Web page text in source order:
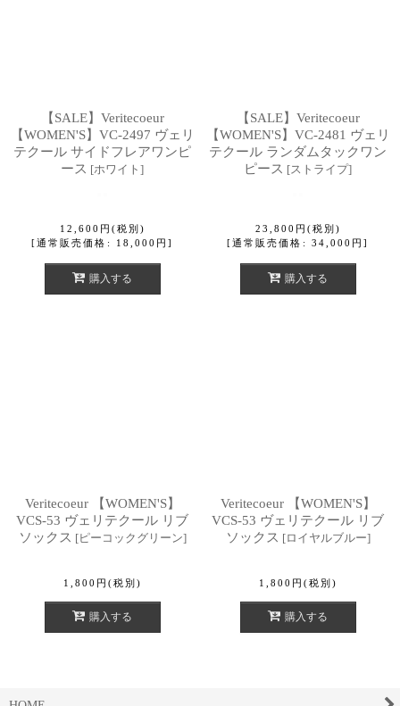
【SALE】Veritecoeur
【WOMEN'S】VC-2497 ヴェリ
テクール サイドフレアワンピ
ース [ホワイト ]
12,600 円 (税別)
[通常販売価格 : 18,000 円 ]
購入する
【SALE】Veritecoeur
【WOMEN'S】VC-2481 ヴェリ
テクール ランダムタックワン
ピース [ストライプ]
23,800 円 (税別)
[通常販売価格 : 34,000 円 ]
購入する
Veritecoeur 【WOMEN'S】
VCS-53 ヴェリテクール リブ
ソックス [ピーコックグリーン]
1,800 円 (税別)
購入する
Veritecoeur 【WOMEN'S】
VCS-53 ヴェリテクール リブ
ソックス [ロイヤルブルー]
1,800 円 (税別)
購入する